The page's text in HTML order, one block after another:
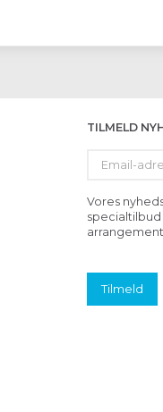
TILMELD
adresse
Vores
Tilmeld